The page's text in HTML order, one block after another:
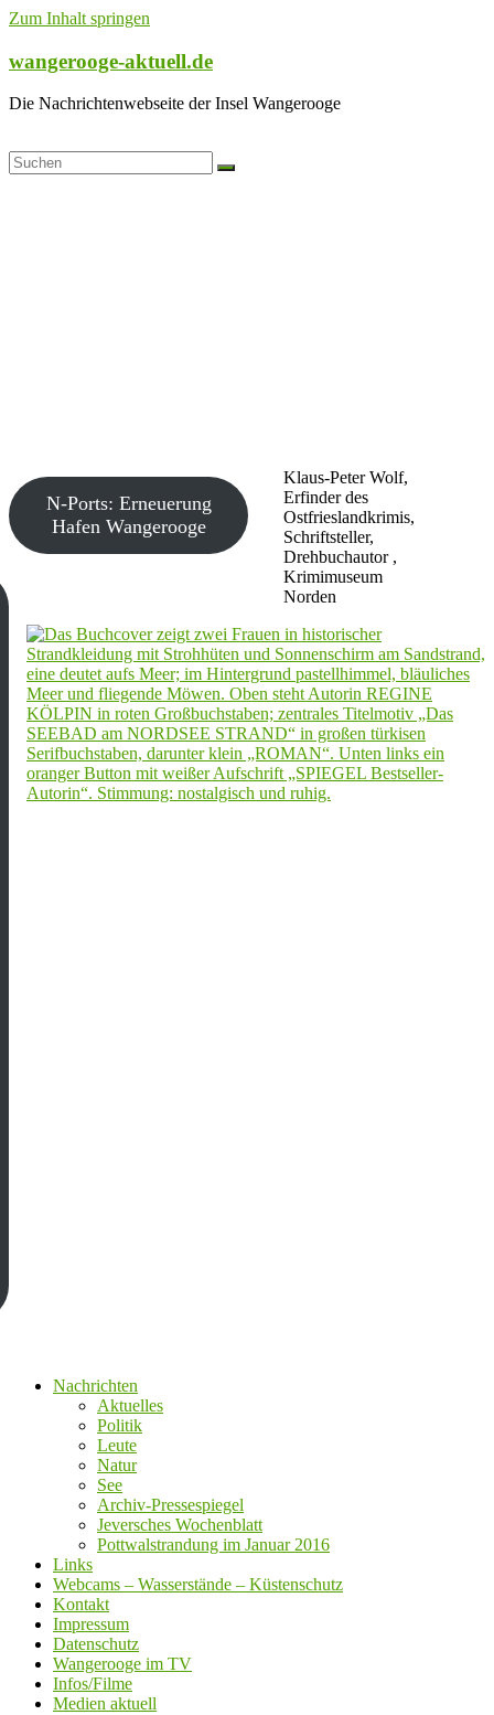
Zum Inhalt springen
wangerooge-aktuell.de
Die Nachrichtenwebseite der Insel Wangerooge
Klaus-Peter Wolf,
Erfinder des
Ostfrieslandkrimis,
Schriftsteller,
Drehbuchautor ,
Krimimuseum
Norden
N-Ports: Erneuerung
Hafen Wangerooge
Nachrichten
Aktuelles
Politik
Leute
Natur
See
Archiv-Pressespiegel
Jeversches Wochenblatt
Pottwalstrandung im Januar 2016
Links
Webcams – Wasserstände – Küstenschutz
Kontakt
Impressum
Datenschutz
Wangerooge im TV
Infos/Filme
Medien aktuell